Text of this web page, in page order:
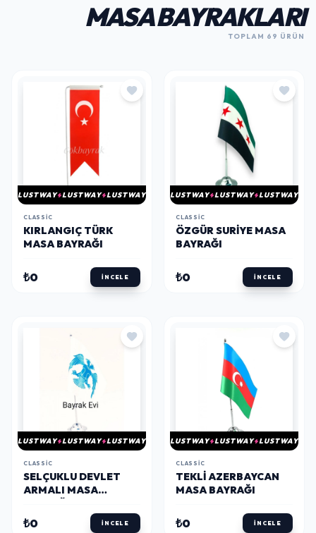
MASA BAYRAKLARI
TOPLAM 69 ÜRÜN
LUSTWAY LUSTWAY LUSTWAY
CLASSIC
KIRLANGIÇ TÜRK
MASA BAYRAĞI
₺0 İNCELE
LUSTWAY LUSTWAY LUSTWAY
CLASSIC
ÖZGÜR SURIYE MASA
BAYRAĞI
₺0 İNCELE
LUSTWAY LUSTWAY LUSTWAY
CLASSIC
SELÇUKLU DEVLET
ARMALI MASA
₺0 İNCELE
LUSTWAY LUSTWAY LUSTWAY
CLASSIC
TEKLI AZERBAYCAN
MASA BAYRAĞI
₺0 İNCELE